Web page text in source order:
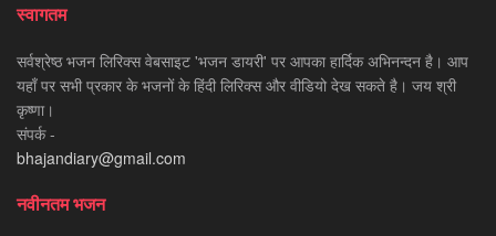
स्वागतम
सर्वश्रेष्ठ भजन लिरिक्स वेबसाइट 'भजन डायरी' पर आपका हार्दिक अभिनन्दन है। आप
यहाँ पर सभी प्रकार के भजनों के हिंदी लिरिक्स और वीडियो देख सकते है। जय श्री
कृष्णा।
संपर्क -
bhajandiary@gmail.com
नवीनतम भजन